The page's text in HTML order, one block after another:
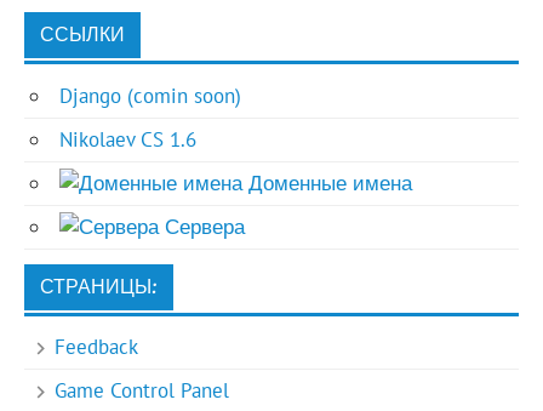
ССЫЛКИ
Django (comin soon)
Nikolaev CS 1.6
Доменные имена
Сервера
СТРАНИЦЫ:
Feedback
Game Control Panel